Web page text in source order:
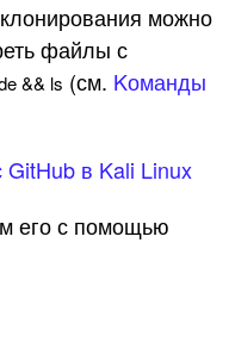
можно
файлы с
&& ls (см. Kоманды
его с помощью